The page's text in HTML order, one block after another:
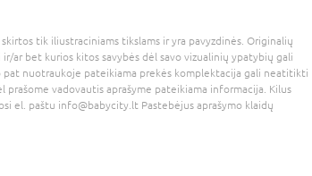
tik iliustraciniams tikslams ir yra pavyzdinės. Originalių
ar bet kurios kitos savybės dėl savo vizualinių ypatybių gali
nuotraukoje pateikiama prekės komplektacija gali neatitikti
prašome vadovautis aprašyme pateikiama informacija. Kilus
el. paštu info@babycity.lt Pastebėjus aprašymo klaidų